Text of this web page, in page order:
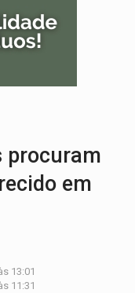
de chuvas isoladas nesta
Geral delibera greve da educação
procuram
em
13:01
11:31